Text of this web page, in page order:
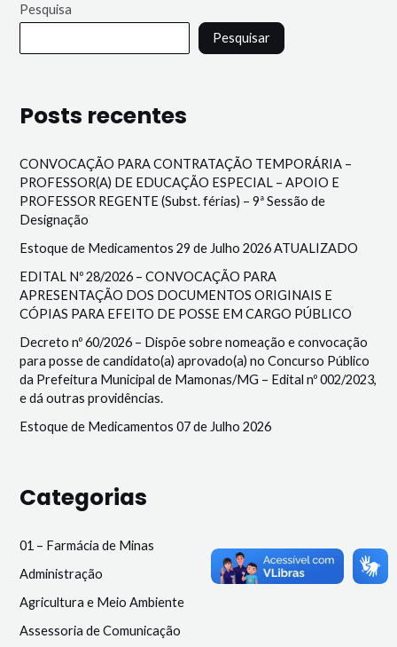
Pesquisa
Pesquisar
Posts recentes
CONVOCAÇÃO PARA CONTRATAÇÃO TEMPORÁRIA –
PROFESSOR(A) DE EDUCAÇÃO ESPECIAL – APOIO E
PROFESSOR REGENTE (Subst. férias) – 9ª Sessão de
Designação
Estoque de Medicamentos 29 de Julho 2026 ATUALIZADO
EDITAL Nº 28/2026 – CONVOCAÇÃO PARA
APRESENTAÇÃO DOS DOCUMENTOS ORIGINAIS E
CÓPIAS PARA EFEITO DE POSSE EM CARGO PÚBLICO
Decreto nº 60/2026 – Dispõe sobre nomeação e convocação
para posse de candidato(a) aprovado(a) no Concurso Público
da Prefeitura Municipal de Mamonas/MG – Edital nº 002/2023,
e dá outras providências.
Estoque de Medicamentos 07 de Julho 2026
Categorias
01 – Farmácia de Minas
Administração
Agricultura e Meio Ambiente
Assessoria de Comunicação